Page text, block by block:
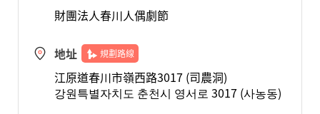
財團法人春川人偶劇節
地址 規劃路線
江原道春川市嶺西路3017 (司農洞)
강원특별자치도 춘천시 영서로 3017 (사농동)